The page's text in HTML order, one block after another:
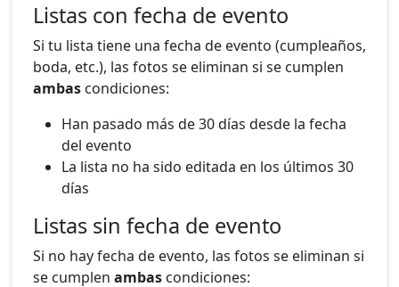
Listas con fecha de evento
Si tu lista tiene una fecha de evento (cumpleaños,
boda, etc.), las fotos se eliminan si se cumplen
ambas condiciones:
Han pasado más de 30 días desde la fecha
del evento
La lista no ha sido editada en los últimos 30
días
Listas sin fecha de evento
Si no hay fecha de evento, las fotos se eliminan si
se cumplen ambas condiciones: